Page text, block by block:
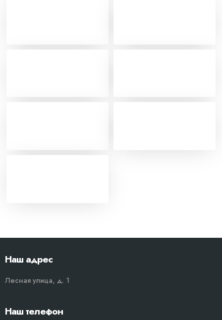
Наш адрес
Лесная улица, д. 1
Наш телефон